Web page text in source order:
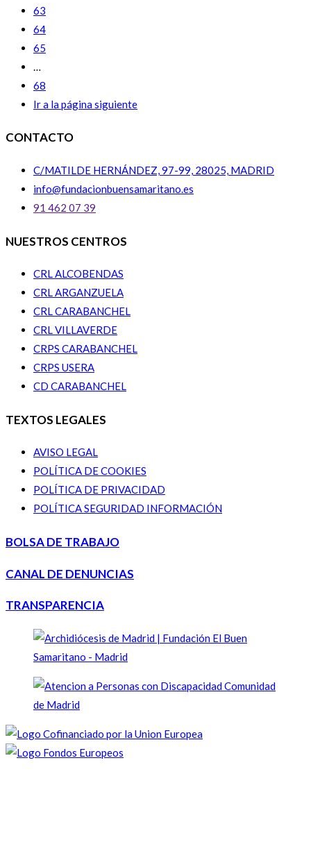
63
64
65
…
68
Ir a la página siguiente
CONTACTO
C/MATILDE HERNÁNDEZ, 97-99, 28025, MADRID
info@fundacionbuensamaritano.es
91 462 07 39
NUESTROS CENTROS
CRL ALCOBENDAS
CRL ARGANZUELA
CRL CARABANCHEL
CRL VILLAVERDE
CRPS CARABANCHEL
CRPS USERA
CD CARABANCHEL
TEXTOS LEGALES
AVISO LEGAL
POLÍTICA DE COOKIES
POLÍTICA DE PRIVACIDAD
POLÍTICA SEGURIDAD INFORMACIÓN
BOLSA DE TRABAJO
CANAL DE DENUNCIAS
TRANSPARENCIA